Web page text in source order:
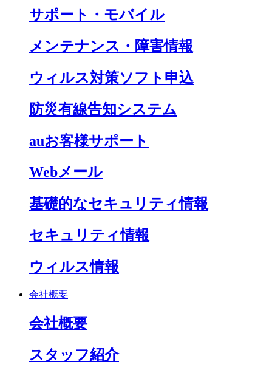
サポート・モバイル
メンテナンス・障害情報
ウィルス対策ソフト申込
防災有線告知システム
auお客様サポート
Webメール
基礎的なセキュリティ情報
セキュリティ情報
ウィルス情報
会社概要
会社概要
スタッフ紹介